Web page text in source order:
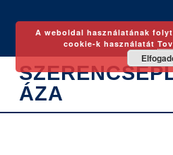
content
ÁZA
A weboldal használatának
cookie-k használatát